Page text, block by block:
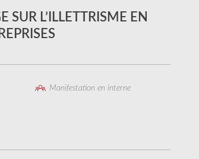
SUR L’ILLETTRISME EN
Manifestation en interne